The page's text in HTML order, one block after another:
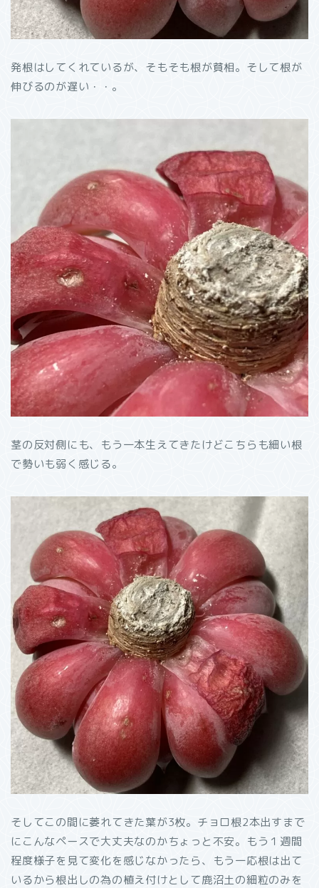
発根はしてくれているが、そもそも根が貧相。そして根が
伸びるのが遅い・・。
茎の反対側にも、もう一本生えてきたけどこちらも細い根
で勢いも弱く感じる。
そしてこの間に萎れてきた葉が3枚。チョロ根2本出すまで
にこんなペースで大丈夫なのかちょっと不安。もう１週間
程度様子を見て変化を感じなかったら、もう一応根は出て
いるから根出しの為の植え付けとして鹿沼土の細粒のみを